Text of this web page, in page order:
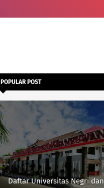
POPULAR POST
Daftar Universitas Negri dan